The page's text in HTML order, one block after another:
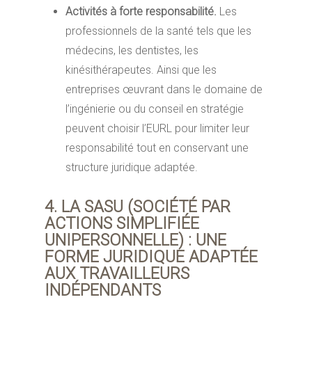
Activités à forte responsabilité. Les
professionnels de la santé tels que les
médecins, les dentistes, les
kinésithérapeutes. Ainsi que les
entreprises œuvrant dans le domaine de
l’ingénierie ou du conseil en stratégie
peuvent choisir l’EURL pour limiter leur
responsabilité tout en conservant une
structure juridique adaptée.
4. LA SASU (SOCIÉTÉ PAR
ACTIONS SIMPLIFIÉE
UNIPERSONNELLE) : UNE
FORME JURIDIQUE ADAPTÉE
AUX TRAVAILLEURS
INDÉPENDANTS